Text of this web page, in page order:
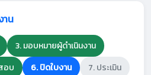
าน
3. มอบหมายผู้ดำเนินงาน
อบ 6. ปิดใบงาน 7. ประเมิน